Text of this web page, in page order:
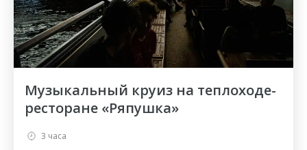
Музыкальный круиз на теплоходе-
ресторане «Ряпушка»
3 часа